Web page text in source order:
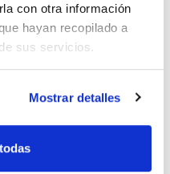
con otra información
hayan recopilado a
sus servicios.
Mostrar detalles
lock de 1,8øx250
en bisel